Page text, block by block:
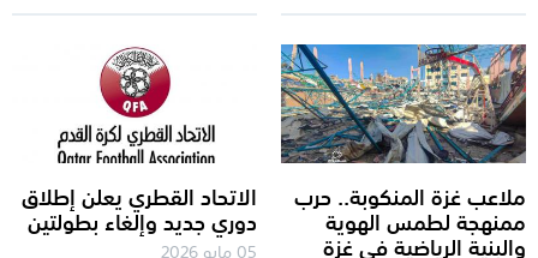
ملاعب غزة المنكوبة.. حرب
ممنهجة لطمس الهوية
والبنية الرياضية في غزة
الاتحاد القطري يعلن إطلاق
دوري جديد وإلغاء بطولتين
05 مايو 2026